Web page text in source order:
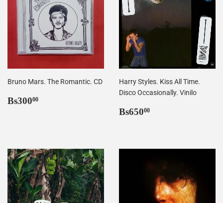
Bruno Mars. The Romantic. CD
Precio
Bs30000
Harry Styles. Kiss All Time.
Disco Occasionally. Vinilo
Precio
Bs65000